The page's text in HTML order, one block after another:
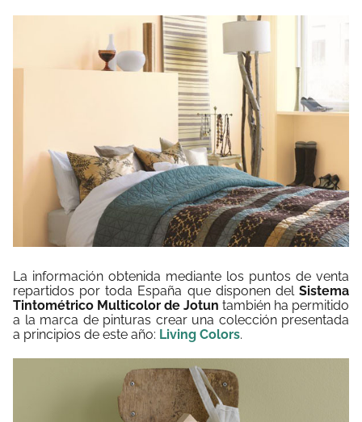
La información obtenida mediante los puntos de venta
repartidos por toda España que disponen del Sistema
Tintométrico Multicolor de Jotun también ha permitido
a la marca de pinturas crear una colección presentada
a principios de este año: Living Colors.